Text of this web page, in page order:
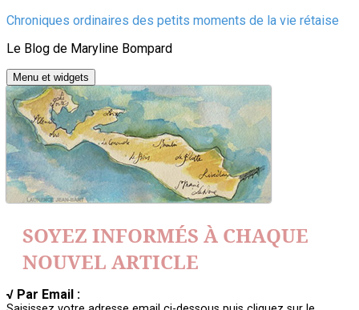
Aller
contenu
Chroniques ordinaires des petits moments de la vie rétaise
Le Blog de Maryline Bompard
Menu et widgets
SOYEZ INFORMÉS À CHAQUE
NOUVEL ARTICLE
√ Par Email :